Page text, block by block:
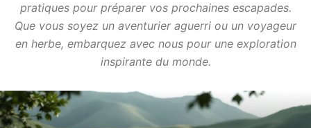
pratiques pour préparer vos prochaines escapades.
Que vous soyez un aventurier aguerri ou un voyageur
en herbe, embarquez avec nous pour une exploration
inspirante du monde.